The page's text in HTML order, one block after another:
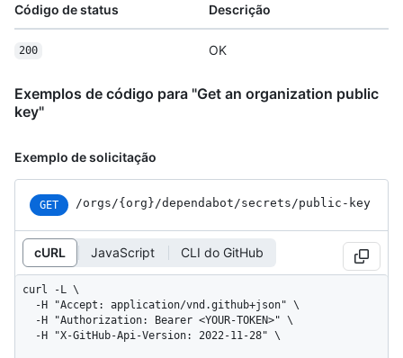
Código de status Descrição
200 OK
Exemplos de código para "Get an organization public
key"
Exemplo de solicitação
GET /orgs /{org} /dependabot /secrets /public-key
cURL JavaScript CLI do GitHub
curl -L \